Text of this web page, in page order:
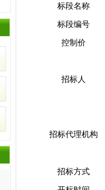
标段名称
标段编号
控制价
招标人
招标代理机构
招标方式